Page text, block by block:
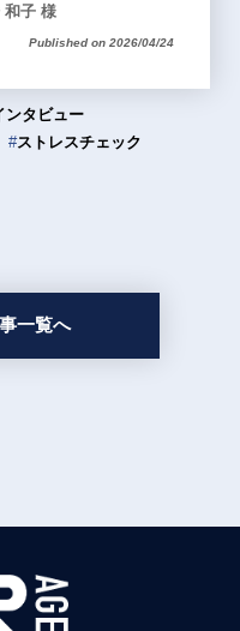
和子 様
Published on 2026/04/24
ンタビュー
#ストレスチェック
一覧へ